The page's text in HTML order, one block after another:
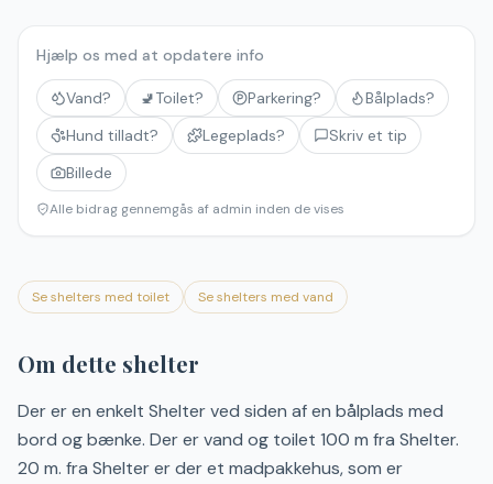
Hjælp os med at opdatere info
Vand? 🚽Toilet? Parkering?
Bålplads?
Hund tilladt?
Legeplads?
Skriv et tip
Billede
Alle bidrag gennemgås af admin inden de vises
Se shelters med toilet Se shelters med vand
Om dette shelter
Der er en enkelt Shelter ved siden af en bålplads med
bord og bænke. Der er vand og toilet 100 m fra Shelter.
20 m. fra Shelter er der et madpakkehus, som er